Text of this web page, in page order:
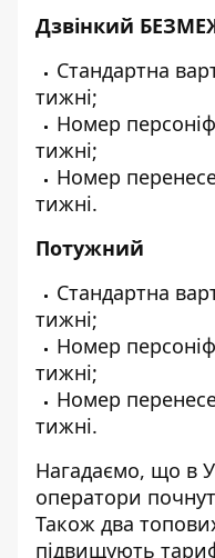
Дзвінкий
Стандартна
тижні;
Номер
тижні;
Номер
тижні.
Потужний
Стандартна
тижні;
Номер
тижні;
Номер
тижні.
Нагадаємо, що в
оператори
Також два
підвищують